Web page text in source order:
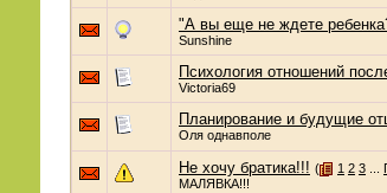
"А вы еще не ждете
Sunshine
Психология отношений
Victoria69
Планирование и будущие
Оля однавполе
Не хочу братика!!! ( 1 2 3...
МАЛЯВКА!!!